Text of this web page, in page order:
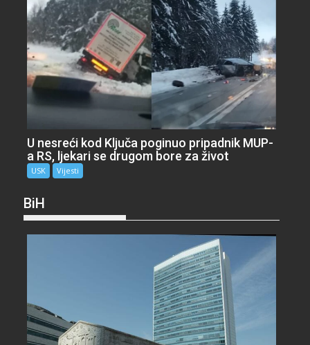
U nesreći kod Ključa poginuo pripadnik MUP-
a RS, ljekari se drugom bore za život
USK Vijesti
BiH